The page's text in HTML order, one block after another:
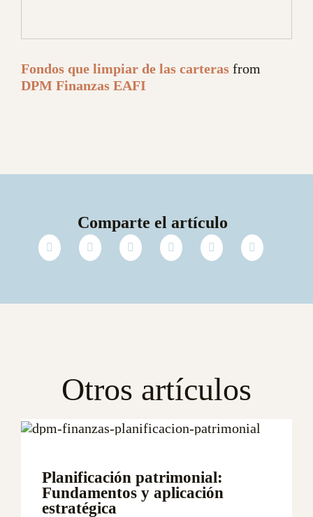
Fondos que limpiar de las carteras from
DPM Finanzas EAFI
Comparte el artículo
Otros artículos
Planificación patrimonial:
Fundamentos y aplicación
estratégica